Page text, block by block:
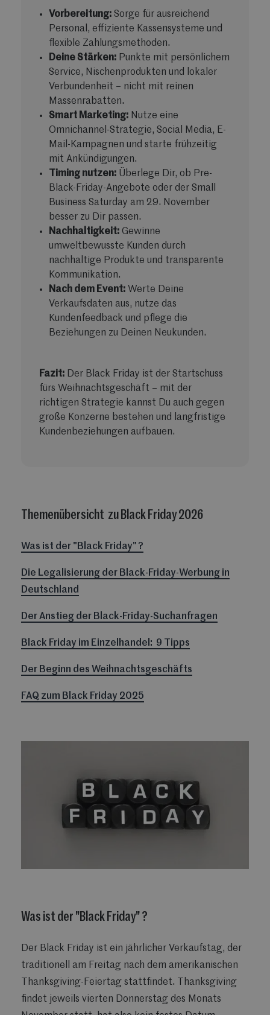
Vorbereitung: Sorge für ausreichend
Personal, effiziente Kassensysteme und
flexible Zahlungsmethoden.
Deine Stärken: Punkte mit persönlichem
Service, Nischenprodukten und lokaler
Verbundenheit – nicht mit reinen
Massenrabatten.
Smart Marketing: Nutze eine
Omnichannel-Strategie, Social Media, E-
Mail-Kampagnen und starte frühzeitig
mit Ankündigungen.
Timing nutzen: Überlege Dir, ob Pre-
Black-Friday-Angebote oder der Small
Business Saturday am 29. November
besser zu Dir passen.
Nachhaltigkeit: Gewinne
umweltbewusste Kunden durch
nachhaltige Produkte und transparente
Kommunikation.
Nach dem Event: Werte Deine
Verkaufsdaten aus, nutze das
Kundenfeedback und pflege die
Beziehungen zu Deinen Neukunden.
Fazit: Der Black Friday ist der Startschuss
fürs Weihnachtsgeschäft – mit der
richtigen Strategie kannst Du auch gegen
große Konzerne bestehen und langfristige
Kundenbeziehungen aufbauen.
Themenübersicht zu Black Friday 2026
Was ist der "Black Friday" ?
Die Legalisierung der Black-Friday-Werbung in
Deutschland
Der Anstieg der Black-Friday-Suchanfragen
Black Friday im Einzelhandel: 9 Tipps
Der Beginn des Weihnachtsgeschäfts
FAQ zum Black Friday 2025
Was ist der "Black Friday" ?
Der Black Friday ist ein jährlicher Verkaufstag, der
traditionell am Freitag nach dem amerikanischen
Thanksgiving-Feiertag stattfindet. Thanksgiving
findet jeweils vierten Donnerstag des Monats